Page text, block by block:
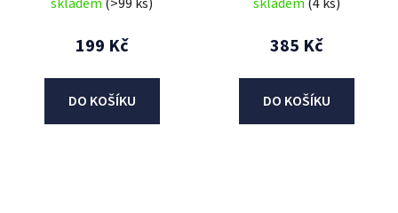
199 Kč
DO KOŠÍKU
385 Kč
DO KOŠÍKU